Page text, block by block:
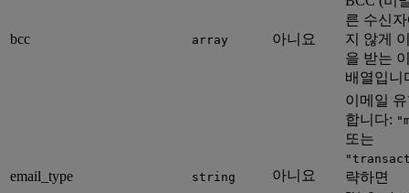
bcc array 아니요
른 수신
지 않게
을 받는
배열입니
email_type string 아니요
이메일
합니다:
또는
략하면